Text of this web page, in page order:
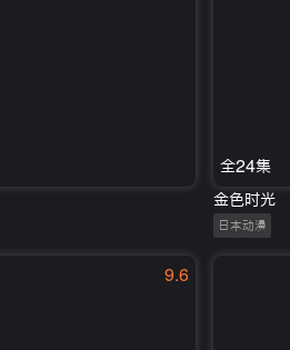
全24集
金色时光
日本动漫
9.6